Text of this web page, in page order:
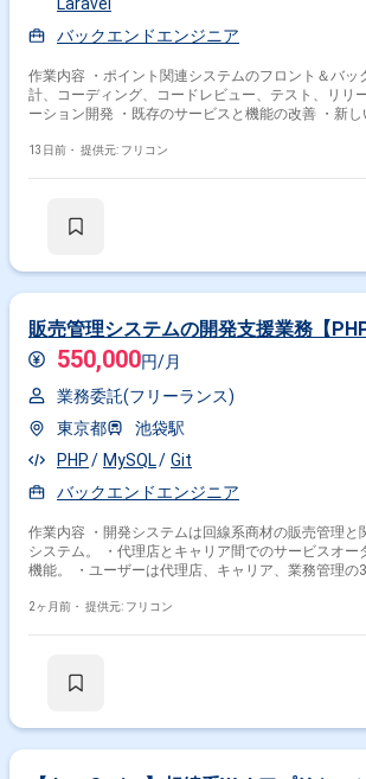
Laravel
バックエンドエンジニア
作業内容 ・ポイント関連システムのフロント＆バッ
計、コーディング、コードレビュー、テスト、リリ
ーション開発 ・既存のサービスと機能の改善 ・新
善（例：CI/CD、テスト自動化） ・制作サポート（
13日前・ 提供元: フリコン
販売管理システムの開発支援業務【PHP
550,000円/月
業務委託(フリーランス)
東京都
池袋駅
PHP
MySQL
Git
バックエンドエンジニア
作業内容 ・開発システムは回線系商材の販売管理と
システム。 ・代理店とキャリア間でのサービスオー
機能。 ・ユーザーは代理店、キャリア、業務管理の
主にAPIを使用し、一部FTP系のファイルIFもある。
2ヶ月前・ 提供元: フリコン
Laravel
その他の職種から探す
サーバーサイドエンジニア
バックエン
フロントエンドエンジニア
スマホアプリエンジニア